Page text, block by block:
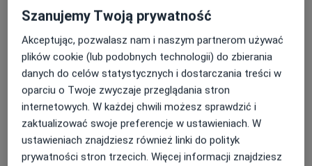
Wycięcie kaptura dziąsłowego
200 zł Szczegóły Umów wizytę
Powtórne leczenie kanałowe pod
mikroskopem
Od 1 100 zł Szczegóły
Umów wizytę
+ 16 usług
Szanujemy Twoją prywatność
Akceptując, pozwalasz nam i naszym partnerom używać
plików cookie (lub podobnych technologii) do zbierania
danych do celów statystycznych i dostarczania treści w
oparciu o Twoje zwyczaje przeglądania stron
internetowych. W każdej chwili możesz sprawdzić i
zaktualizować swoje preferencje w ustawieniach. W
ustawieniach znajdziesz również linki do polityk
prywatności stron trzecich. Więcej informacji znajdziesz